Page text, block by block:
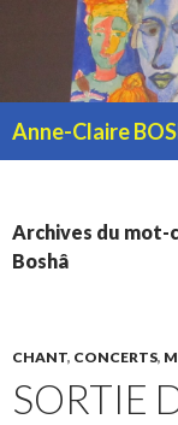
Anne-Claire
Archives du mot-
Boshâ
CHANT, CONCERTS,
SORTIE